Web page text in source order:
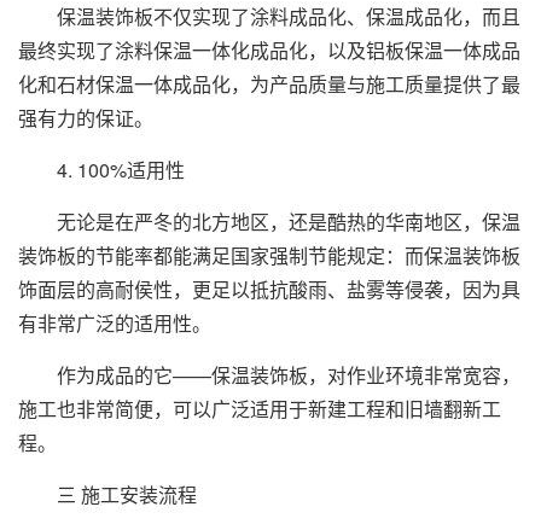
保温装饰板不仅实现了涂料成品化、保温成品化，而且
最终实现了涂料保温一体化成品化，以及铝板保温一体成品
化和石材保温一体成品化，为产品质量与施工质量提供了最
强有力的保证。
4. 100%适用性
无论是在严冬的北方地区，还是酷热的华南地区，保温
装饰板的节能率都能满足国家强制节能规定：而保温装饰板
饰面层的高耐侯性，更足以抵抗酸雨、盐雾等侵袭，因为具
有非常广泛的适用性。
作为成品的它——保温装饰板，对作业环境非常宽容，
施工也非常简便，可以广泛适用于新建工程和旧墙翻新工
程。
三 施工安装流程